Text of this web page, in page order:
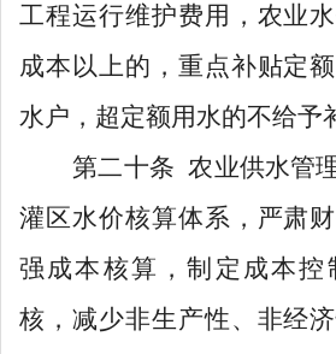
工程运行维护费用，农业
成本以上的，重点补贴定
水户，超定额用水的不给予
第二十条 农业供水管
灌区水价核算体系，严肃财
强成本核算，制定成本控
核，减少非生产性、非经